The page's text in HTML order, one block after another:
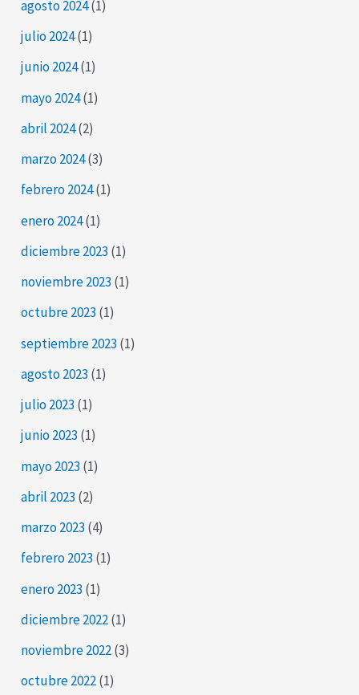
agosto 2024(1)
julio 2024(1)
junio 2024(1)
mayo 2024(1)
abril 2024(2)
marzo 2024(3)
febrero 2024(1)
enero 2024(1)
diciembre 2023 (1)
noviembre 2023 (1)
octubre 2023 (1)
septiembre 2023 (1)
agosto 2023 (1)
julio 2023 (1)
junio 2023 (1)
mayo 2023 (1)
abril 2023 (2)
marzo 2023 (4)
febrero 2023 (1)
enero 2023 (1)
diciembre 2022(1)
noviembre 2022(3)
octubre 2022(1)